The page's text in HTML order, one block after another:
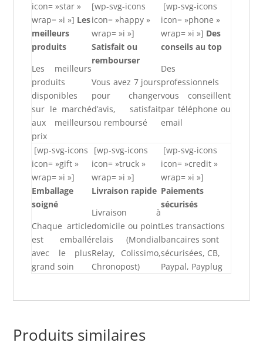
icon= »star »
wrap= »i »] Les
meilleurs
produits
Les meilleurs
produits
disponibles
sur le marché
aux meilleurs
prix
[wp-svg-icons
icon= »happy »
wrap= »i »]
Satisfait ou
rembourser
Vous avez 7 jours
pour changer
d’avis, satisfait
ou remboursé
[wp-svg-icons
icon= »phone »
wrap= »i »] Des
conseils au top
Des
professionnels
vous conseillent
par téléphone ou
email
[wp-svg-icons
icon= »gift »
wrap= »i »]
Emballage
soigné
Chaque article
est emballé
avec le plus
grand soin
[wp-svg-icons
icon= »truck »
wrap= »i »]
Livraison rapide
Livraison à
domicile ou point
relais (Mondial
Relay, Colissimo,
Chronopost)
[wp-svg-icons
icon= »credit »
wrap= »i »]
Paiements
sécurisés
Les transactions
bancaires sont
sécurisées, CB,
Paypal, Payplug
Produits similaires